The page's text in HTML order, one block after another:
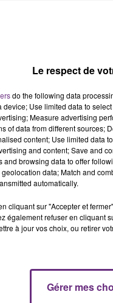
LA
de l'ordre pour
et couteaux, ont
leur communauté,
UNE JEUNE
BLESSÉE
Une
15h00
Le
Le respect de
do the following data
device; Use limited data to
Measure advertising
of data from different sources;
content; Use limited data
and content; Save and
and browsing data to offer
data; Match and
automatically.
cliquant sur "Accepter et
également refuser en cliquant
à jour vos choix, ou retirer
Gérer mes